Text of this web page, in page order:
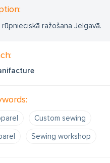
ražošana Jelgavā.
Custom sewing
Sewing workshop